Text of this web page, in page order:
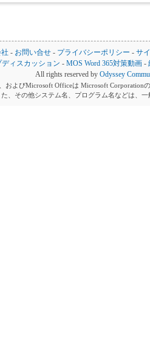
- お問い合せ - プライバシーポリシー - サ
ィスカッション -MOS Word 365対策動画 -
All rights reserved by Odyssey
およびMicrosoft Officeは Microsoft Corporation
た、その他システム名、プログラム名などは、